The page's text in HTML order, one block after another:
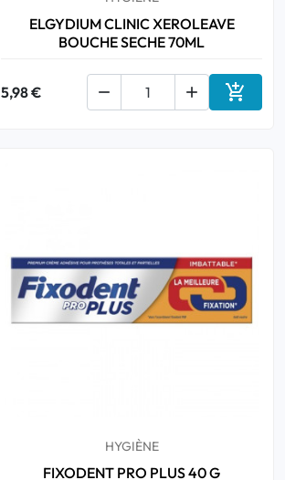
ELGYDIUM CLINIC XEROLEAVE
BOUCHE SECHE 70ML
5,98 €   
HYGIÈNE
FIXODENT PRO PLUS 40 G